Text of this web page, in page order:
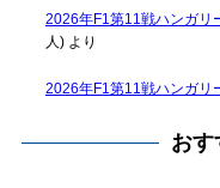
2026年F1第11戦ハンガリ
人)より
2026年F1第11戦ハンガリ
おす